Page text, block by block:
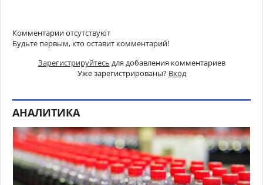
Комментарии отсутствуют
Будьте первым, кто оставит комментарий!
Зарегистрируйтесь для добавления комментариев
Уже зарегистрированы? Вход
АНАЛИТИКА